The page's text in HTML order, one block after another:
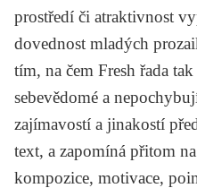
prostředí či atraktivnost
dovednost mladých
tím, na čem Fresh řada
sebevědomé a
zajímavostí a jinakostí
text, a zapomíná přitom
kompozice, motivace,